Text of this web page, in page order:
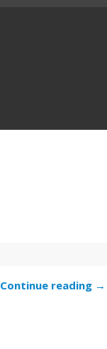
Continue reading →